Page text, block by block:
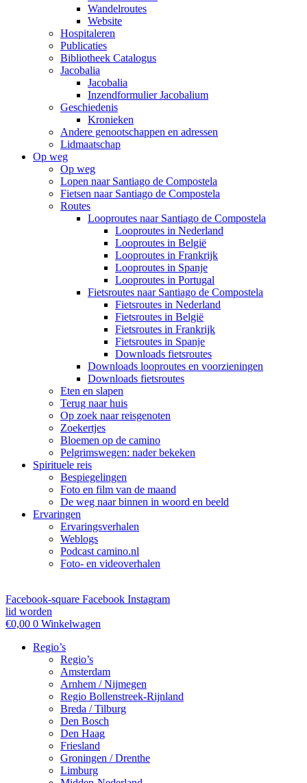
Wandelroutes
Website
Hospitaleren
Publicaties
Bibliotheek Catalogus
Jacobalia
Jacobalia
Inzendformulier Jacobalium
Geschiedenis
Kronieken
Andere genootschappen en adressen
Lidmaatschap
Op weg
Op weg
Lopen naar Santiago de Compostela
Fietsen naar Santiago de Compostela
Routes
Looproutes naar Santiago de Compostela
Looproutes in Nederland
Looproutes in België
Looproutes in Frankrijk
Looproutes in Spanje
Looproutes in Portugal
Fietsroutes naar Santiago de Compostela
Fietsroutes in Nederland
Fietsroutes in België
Fietsroutes in Frankrijk
Fietsroutes in Spanje
Downloads fietsroutes
Downloads looproutes en voorzieningen
Downloads fietsroutes
Eten en slapen
Terug naar huis
Op zoek naar reisgenoten
Zoekertjes
Bloemen op de camino
Pelgrimswegen: nader bekeken
Spirituele reis
Bespiegelingen
Foto en film van de maand
De weg naar binnen in woord en beeld
Ervaringen
Ervaringsverhalen
Weblogs
Podcast camino.nl
Foto- en videoverhalen
Facebook-square Facebook Instagram
lid worden
€0,00 0 Winkelwagen
Regio’s
Regio’s
Amsterdam
Arnhem / Nijmegen
Regio Bollenstreek-Rijnland
Breda / Tilburg
Den Bosch
Den Haag
Friesland
Groningen / Drenthe
Limburg